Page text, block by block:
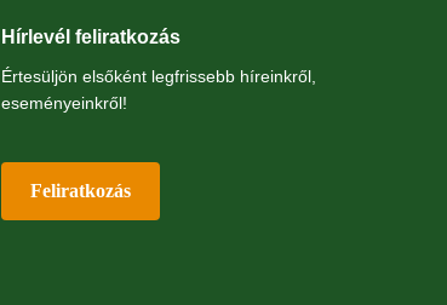
Hírlevél feliratkozás
Értesüljön elsőként legfrissebb híreinkről,
eseményeinkről!
Feliratkozás